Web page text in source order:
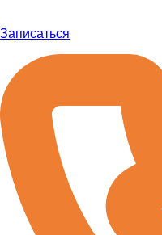
Записаться